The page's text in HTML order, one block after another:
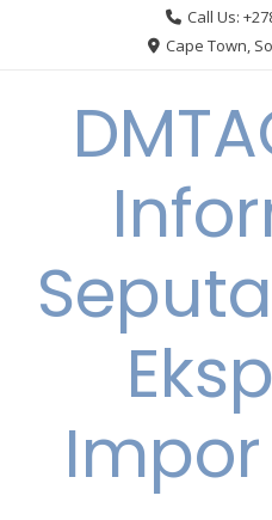
Call Us:
Cape Town,